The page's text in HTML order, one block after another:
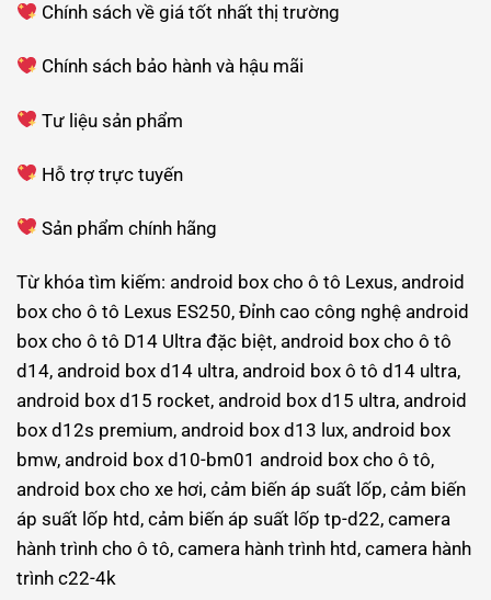
Chính sách về giá tốt nhất thị trường
Chính sách bảo hành và hậu mãi
Tư liệu sản phẩm
Hỗ trợ trực tuyến
Sản phẩm chính hãng
Từ khóa tìm kiếm: android box cho ô tô Lexus, android
box cho ô tô Lexus ES250, Đỉnh cao công nghệ android
box cho ô tô D14 Ultra đặc biệt, android box cho ô tô
d14, android box d14 ultra, android box ô tô d14 ultra,
android box d15 rocket, android box d15 ultra, android
box d12s premium, android box d13 lux, android box
bmw, android box d10-bm01 android box cho ô tô,
android box cho xe hơi, cảm biến áp suất lốp, cảm biến
áp suất lốp htd, cảm biến áp suất lốp tp-d22, camera
hành trình cho ô tô, camera hành trình htd, camera hành
trình c22-4k